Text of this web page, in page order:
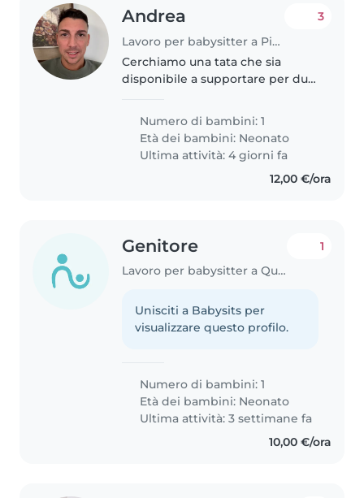
Andrea
Lavoro per babysitter a Piacenza
3
Cerchiamo una tata che sia
disponibile a supportare per due
papà che lavora in Smart
working da casa. Il bimbo ha..
Numero di bambini: 1
Età dei bambini: Neonato
Ultima attività: 4 giorni fa
12,00 €/ora
Genitore
Lavoro per babysitter a Quartu Sant'Elena
1
Unisciti a Babysits per
visualizzare questo profilo.
Numero di bambini: 1
Età dei bambini: Neonato
Ultima attività: 3 settimane fa
10,00 €/ora